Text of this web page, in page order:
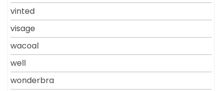
vinted
visage
wacoal
well
wonderbra